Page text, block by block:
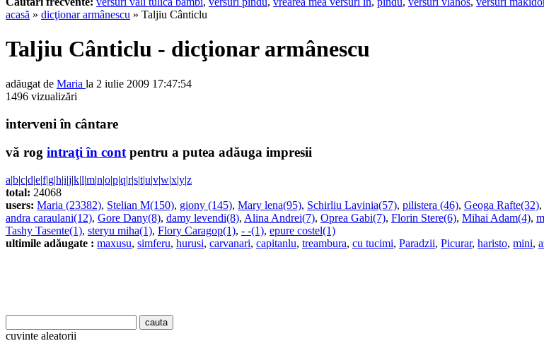
acasă » dicţionar armânescu » Taljiu Cânticlu
Taljiu Cânticlu - dicţionar armânescu
adăugat de Maria la 2 iulie 2009 17:47:54
1496 vizualizări
interveni în cântare
vă rog intraţi în contpentru a putea adăuga impresii
a|b|c|d|e|f|g|h|i|j|k|l|m|n|o|p|q|r|s|t|u|v|w|x|y|z
total: 24068
users: Maria (23382), Stelian M(150), giony (145), Mary lena(95), Schirliu Lavinia(57), pilistera (46), Geoga Rafte(32),
andra caraulani(12), Gore Dany(8), damy levendi(8), Alina Andrei(7), Oprea Gabi(7), Florin Stere(6), Mihai Adam(4),
Tashy Tasente(1), steryu miha(1), Flory Caragop(1), - -(1), epure costel(1)
ultimile adăugate : maxusu, simferu, hurusi, carvanari, capitanlu, treambura, cu tucimi, Paradzii, Picurar, haristo, mini,
cuvinte aleatorii